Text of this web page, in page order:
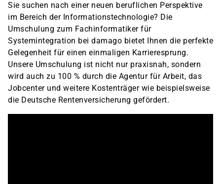
Sie suchen nach einer neuen beruflichen Perspektive
im Bereich der Informationstechnologie? Die
Umschulung zum Fachinformatiker für
Systemintegration bei damago bietet Ihnen die perfekte
Gelegenheit für einen einmaligen Karrieresprung.
Unsere Umschulung ist nicht nur praxisnah, sondern
wird auch zu 100 % durch die Agentur für Arbeit, das
Jobcenter und weitere Kostenträger wie beispielsweise
die Deutsche Rentenversicherung gefördert.